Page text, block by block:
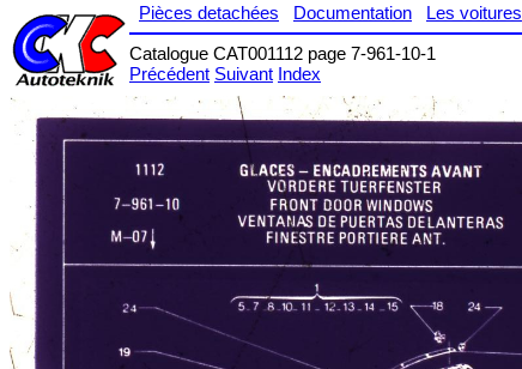
Pièces detachées Documentation Les voitures
Catalogue CAT001112 page 7-961-10-1
Précédent Suivant Index